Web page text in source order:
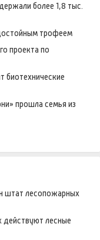
более 1,8 тыс.
трофеем
проекта по
биотехнические
прошла семья из
штат лесопожарных
действуют лесные